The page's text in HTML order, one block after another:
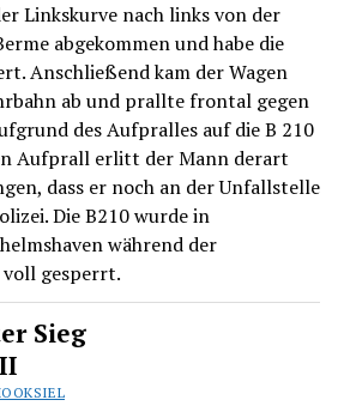
Linkskurve nach links von der
abgekommen und habe die
Anschließend kam der Wagen
ab und prallte frontal gegen
des Aufpralles auf die B 210
Aufprall erlitt der Mann derart
dass er noch an der Unfallstelle
Die B210 wurde in
während der
gesperrt.
Sieg